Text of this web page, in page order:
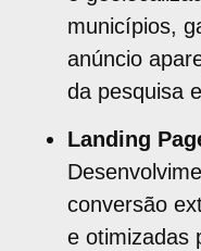
municípios,
anúncio
da pesquisa
Landing
conversão
e otimizadas